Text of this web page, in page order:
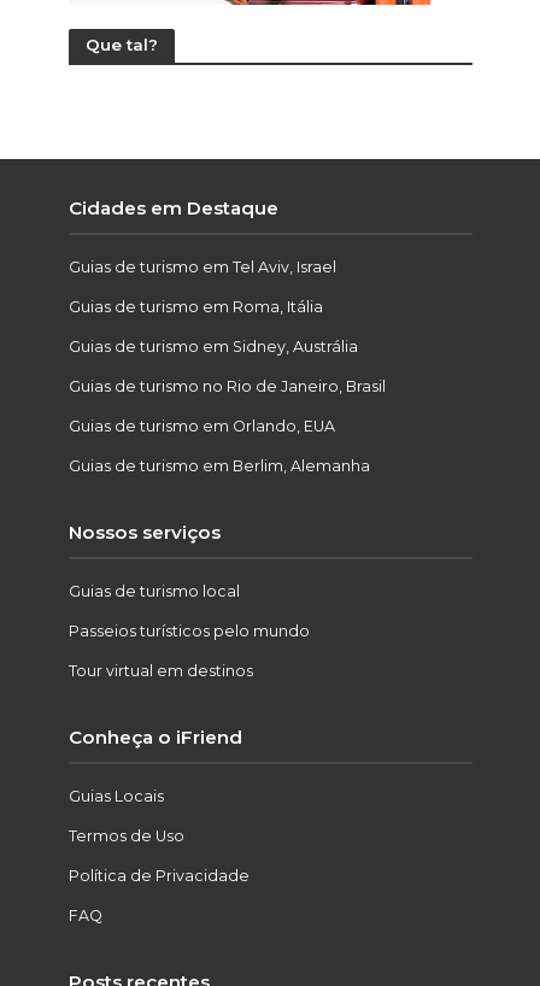
Que tal?
Cidades em Destaque
Guias de turismo em Tel Aviv, Israel
Guias de turismo em Roma, Itália
Guias de turismo em Sidney, Austrália
Guias de turismo no Rio de Janeiro, Brasil
Guias de turismo em Orlando, EUA
Guias de turismo em Berlim, Alemanha
Nossos serviços
Guias de turismo local
Passeios turísticos pelo mundo
Tour virtual em destinos
Conheça o iFriend
Guias Locais
Termos de Uso
Política de Privacidade
FAQ